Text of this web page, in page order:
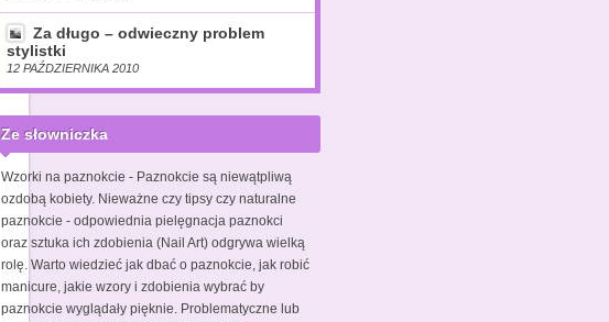
Za długo – odwieczny problem
stylistki
12 PAŹDZIERNIKA 2010
Ze słowniczka
Wzorki na paznokcie - Paznokcie są niewątpliwą
ozdobą kobiety. Nieważne czy tipsy czy naturalne
paznokcie - odpowiednia pielęgnacja paznokci
oraz sztuka ich zdobienia (Nail Art) odgrywa wielką
rolę. Warto wiedzieć jak dbać o paznokcie, jak robić
manicure, jakie wzory i zdobienia wybrać by
paznokcie wyglądały pięknie. Problematyczne lub